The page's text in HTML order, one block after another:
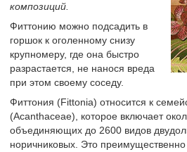
композиций.
Фиттонию можно подсадить в
горшок к оголенному снизу
крупномеру, где она быстро
разрастается, не нанося вреда
при этом своему соседу.
Фиттония (Fittonia) относится к
(Acanthaceae), которое включает
объединяющих до 2600 видов
норичниковых. Это преимущественно